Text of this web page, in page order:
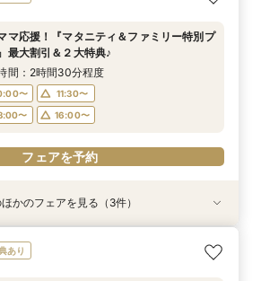
館特典×無料試食付
〜
11:30〜
〜
16:00〜
フェアを予約
！特典・試食フェア
〜
11:30〜
〜
16:00〜
フェアを予約
円割引×来館特典ギフト券１万円
〜
11:30〜
〜
16:00〜
フェアを予約
マ応援！『マタニティ＆ファミリー特別プ
最大割引＆２大特典♪
間：2時間30分程度
〜
11:30〜
〜
16:00〜
フェアを予約
あり
ス重視オススメ◎】人気ドレス２５万円
館特典×無料試食付
数婚応援】来館でヘアコスメ＆1万円ギフ
！特典・試食フェア
あり
ススメ◎英国伝統の大聖堂チャペル*最大
円割引×来館特典ギフト券１万円
かのフェアを見る（3件）
あり